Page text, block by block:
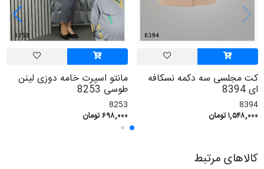
کت مجلسی سه دکمه نسکافه
ای 8394
8394
۱,۵۴۸,۰۰۰ تومان
مانتو اسپرت خامه دوزی لینن
طوسی 8253
8253
۶۹۸,۰۰۰ تومان
کالاهای مرتبط